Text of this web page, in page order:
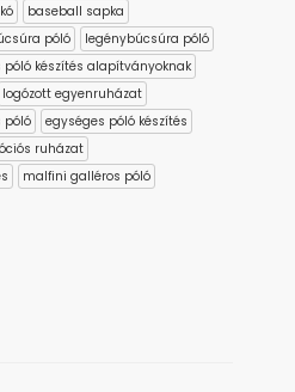
baseball sapka
póló
legénybúcsúra póló
póló készítés alapítványoknak
logózott egyenruházat
póló
egységes póló készítés
ruházat
malfini galléros póló